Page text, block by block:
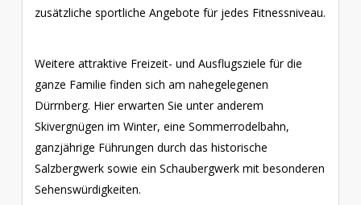
zusätzliche sportliche Angebote für jedes Fitnessniveau.
Weitere attraktive Freizeit- und Ausflugsziele für die
ganze Familie finden sich am nahegelegenen
Dürrnberg. Hier erwarten Sie unter anderem
Skivergnügen im Winter, eine Sommerrodelbahn,
ganzjährige Führungen durch das historische
Salzbergwerk sowie ein Schaubergwerk mit besonderen
Sehenswürdigkeiten.